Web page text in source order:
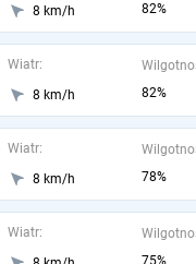
8 km/h
82%
Wiatr:
8 km/h
82%
Wiatr:
8 km/h
78%
Wiatr:
75%